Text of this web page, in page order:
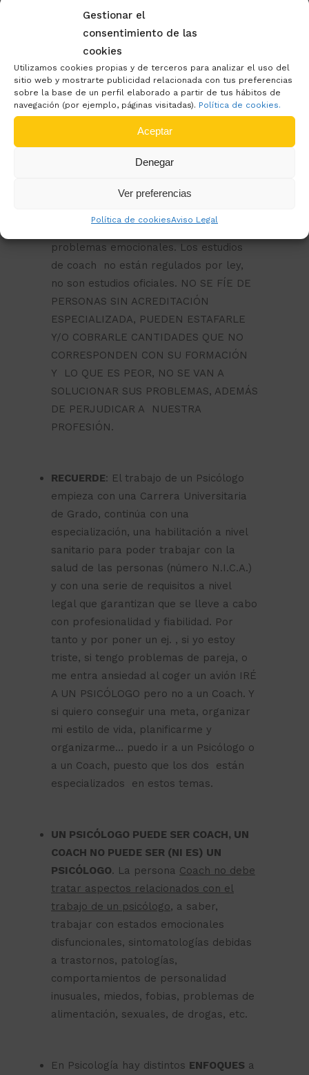
Gestionar el
consentimiento de las
cookies
Utilizamos cookies propias y de terceros para analizar el uso del
sitio web y mostrarte publicidad relacionada con tus preferencias
sobre la base de un perfil elaborado a partir de tus hábitos de
navegación (por ejemplo, páginas visitadas). Política de cookies.
Aceptar
Denegar
Ver preferencias
Política de cookiesAviso Legal
Se ha puesto de moda la figura del
Coach.Un COACH(en inglés significa
“entrenador”) es una persona con
habilidades de comunicación que está
especializada en ayudar a la persona a
conseguir sus objetivos en la vida y
metas. Para ser Coach tienes que hacer
un curso de más o menos horas pero
colegiados, no tienen número de
problemas emocionales. Los estudios
de coach no están regulados por ley,
no son estudios oficiales. NO SE FÍE DE
PERSONAS SIN ACREDITACIÓN
ESPECIALIZADA, PUEDEN ESTAFARLE
Y/O COBRARLE CANTIDADES QUE NO
CORRESPONDEN CON SU FORMACIÓN
Y LO QUE ES PEOR, NO SE VAN A
SOLUCIONAR SUS PROBLEMAS, ADEMÁS
DE PERJUDICAR A NUESTRA
PROFESIÓN.
RECUERDE: El trabajo de un Psicólogo
empieza con una Carrera Universitaria
de Grado, continúa con una
especialización, una habilitación a nivel
sanitario para poder trabajar con la
salud de las personas (número N.I.C.A.)
y con una serie de requisitos a nivel
legal que garantizan que se lleve a cabo
con profesionalidad y fiabilidad. Por
tanto y por poner un ej. , si yo estoy
triste, si tengo problemas de pareja, o
me entra ansiedad al coger un avión IRÉ
A UN PSICÓLOGO pero no a un Coach. Y
si quiero conseguir una meta, organizar
mi estilo de vida, planificarme y
organizarme… puedo ir a un Psicólogo o
a un Coach, puesto que los dos están
especializados en estos temas.
UN PSICÓLOGO PUEDE SER COACH, UN
COACH NO PUEDE SER (NI ES) UN
PSICÓLOGO. La persona Coach no debe
tratar aspectos relacionados con el
trabajo de un psicólogo, a saber,
trabajar con estados emocionales
disfuncionales, sintomatologías debidas
a trastornos, patologías,
comportamientos de personalidad
inusuales, miedos, fobias, problemas de
alimentación, sexuales, de drogas, etc.
En Psicología hay distintos ENFOQUES a